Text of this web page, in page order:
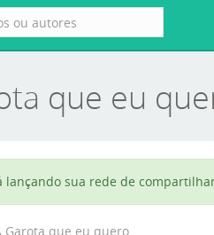
que eu
lançando sua rede de
Garota que eu quero